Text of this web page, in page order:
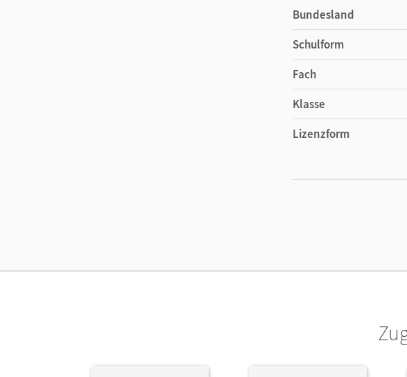
Bundesland
Schulform
Fach
Klasse
Lizenzform
Verlag